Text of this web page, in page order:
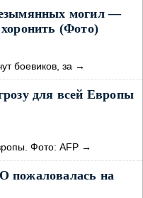
могил —
(Фото)
боевиков, за →
для всей Европы
Фото: AFP →
пожаловалась на